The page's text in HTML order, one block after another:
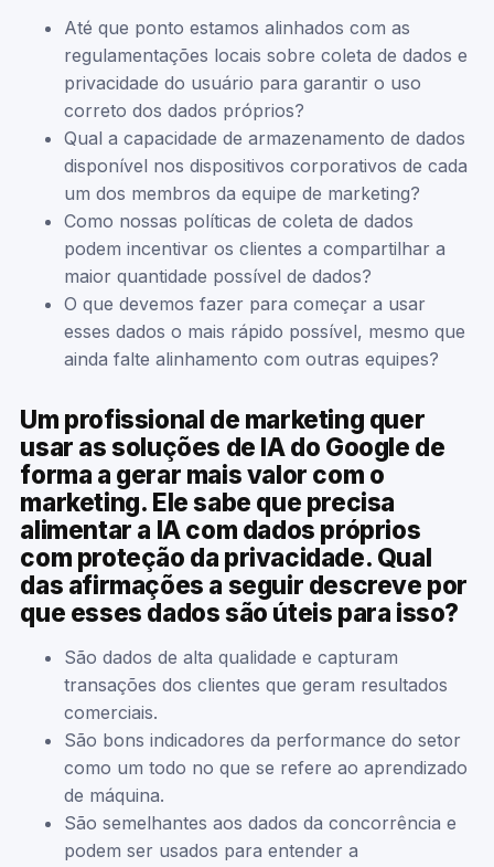
Até que ponto estamos alinhados com as
regulamentações locais sobre coleta de dados e
privacidade do usuário para garantir o uso
correto dos dados próprios?
Qual a capacidade de armazenamento de dados
disponível nos dispositivos corporativos de cada
um dos membros da equipe de marketing?
Como nossas políticas de coleta de dados
podem incentivar os clientes a compartilhar a
maior quantidade possível de dados?
O que devemos fazer para começar a usar
esses dados o mais rápido possível, mesmo que
ainda falte alinhamento com outras equipes?
Um profissional de marketing quer
usar as soluções de IA do Google de
forma a gerar mais valor com o
marketing. Ele sabe que precisa
alimentar a IA com dados próprios
com proteção da privacidade. Qual
das afirmações a seguir descreve por
que esses dados são úteis para isso?
São dados de alta qualidade e capturam
transações dos clientes que geram resultados
comerciais.
São bons indicadores da performance do setor
como um todo no que se refere ao aprendizado
de máquina.
São semelhantes aos dados da concorrência e
podem ser usados para entender a